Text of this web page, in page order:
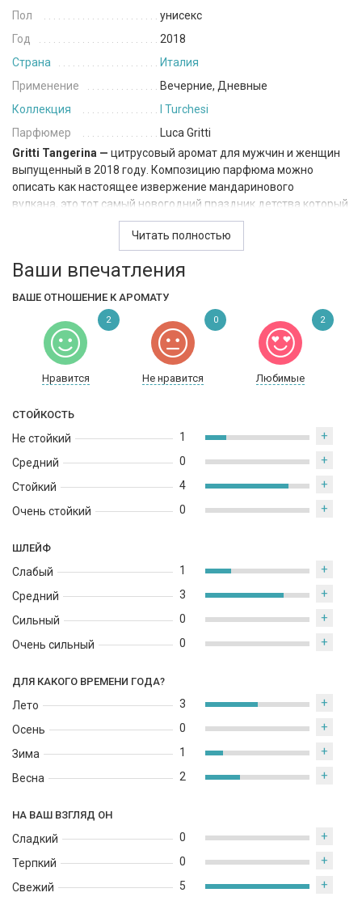
Пол
унисекс
Год
2018
Страна
Италия
Применение
Вечерние, Дневные
Коллекция
I Turchesi
Парфюмер
Luca Gritti
Gritti Tangerina — цитрусовый аромат для мужчин и женщин
выпущенный в 2018 году. Композицию парфюма можно
описать как настоящее извержение мандаринового
вулкана, это тот самый новогодний праздник детства который
мы все так любим и ждём. Яркий волнующий элегантный
аромат — стильная современная летняя композиция, которая
великолепно освежит ваш природный образ, придав ему
новое сияние.
Читать полностью
Ваши впечатления
ВАШЕ ОТНОШЕНИЕ К АРОМАТУ
Нравится Не нравится Любимые
2 0 2
СТОЙКОСТЬ
Не стойкий
Средний
Стойкий
Очень стойкий
1 +
0 +
4 +
0 +
ШЛЕЙФ
Слабый
Средний
Сильный
Очень сильный
1 +
3 +
0 +
0 +
ДЛЯ КАКОГО ВРЕМЕНИ ГОДА?
Лето
Осень
Зима
Весна
3 +
0 +
1 +
2 +
НА ВАШ ВЗГЛЯД ОН
Сладкий
Терпкий
Свежий
0 +
0 +
5 +